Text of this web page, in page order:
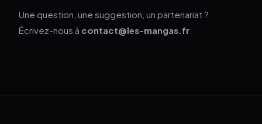
Une question, une suggestion, un partenariat ?
Écrivez-nous à contact@les-mangas.fr